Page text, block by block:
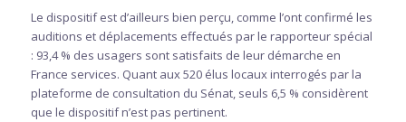
Le dispositif est d’ailleurs bien perçu, comme l’ont confirmé les
auditions et déplacements effectués par le rapporteur spécial
: 93,4 % des usagers sont satisfaits de leur démarche en
France services. Quant aux 520 élus locaux interrogés par la
plateforme de consultation du Sénat, seuls 6,5 % considèrent
que le dispositif n’est pas pertinent.